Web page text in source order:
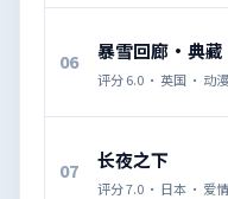
06 暴雪回廊·典藏
评分6.0 · 英国 · 动漫
07 长夜之下
评分7.0 · 日本 · 爱情